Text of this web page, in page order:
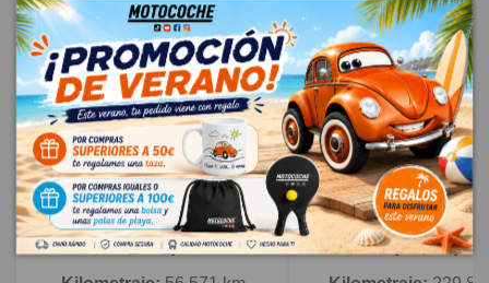
Novedad
TOYOTA RAV 4 V (_A5_,
_H5_)
Novedad
MAZDA 6 STATION
(GJ, GL)